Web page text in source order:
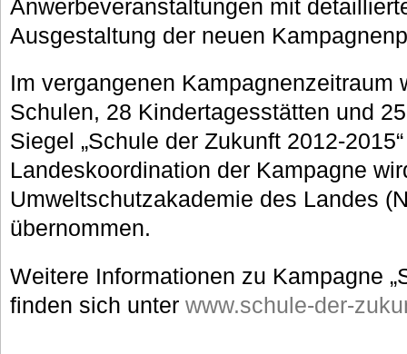
Anwerbeveranstaltungen mit
Ausgestaltung der neuen
Im vergangenen Kampagnenzeitraum
Schulen, 28 Kindertagesstätten und
Siegel „Schule der Zukunft 2012-
Landeskoordination der Kampagne
Umweltschutzakademie des Landes
übernommen.
Weitere Informationen zu Kampagne
finden sich unter www.schule-der-